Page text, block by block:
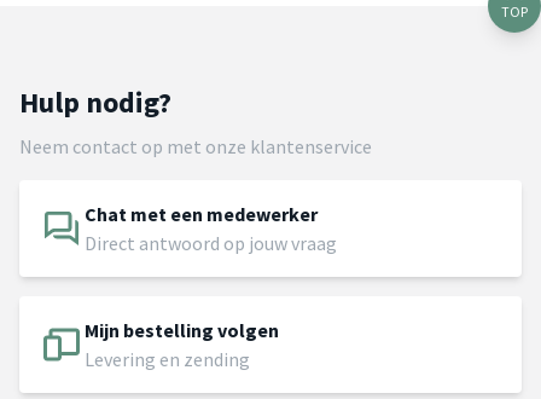
TOP
Hulp nodig?
Neem contact op met onze klantenservice
Chat met een medewerker
Direct antwoord op jouw vraag
Mijn bestelling volgen
Levering en zending